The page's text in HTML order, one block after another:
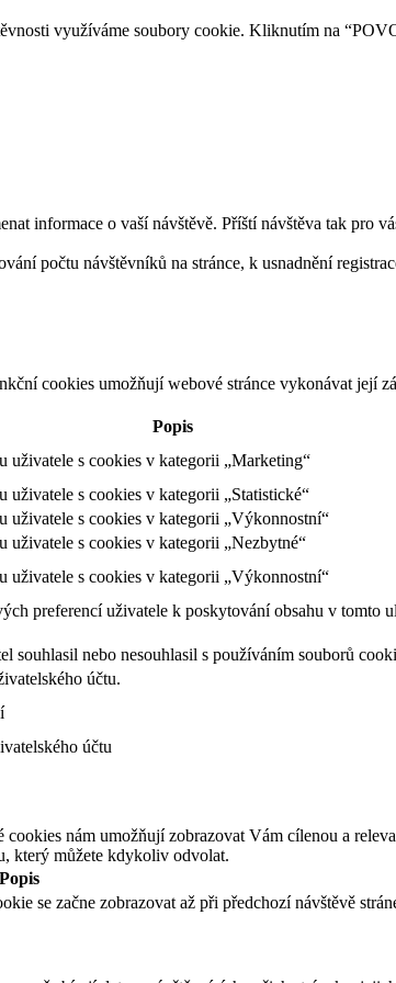
využíváme soubory cookie. Kliknutím na
informace o vaší návštěvě. Příští návštěva tak pro
počtu návštěvníků na stránce, k usnadnění
cookies umožňují webové stránce vykonávat její
Popis
uživatele s cookies v kategorii „Marketing“
uživatele s cookies v kategorii „Statistické“
uživatele s cookies v kategorii „Výkonnostní“
uživatele s cookies v kategorii „Nezbytné“
uživatele s cookies v kategorii „Výkonnostní“
preferencí uživatele k poskytování obsahu v tomto
souhlasil nebo nesouhlasil s používáním souborů
účtu.
účtu
nám umožňují zobrazovat Vám cílenou a
který můžete kdykoliv odvolat.
Popis
se začne zobrazovat až při předchozí návštěvě